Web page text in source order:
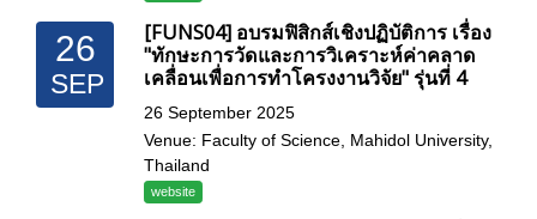
26
SEP
[FUNS04] อบรมฟิสิกส์เชิงปฏิบัติการ เรื่อง
"ทักษะการวัดและการวิเคราะห์ค่าคลาด
เคลื่อนเพื่อการทำโครงงานวิจัย" รุ่นที่ 4
26 September 2025
Venue: Faculty of Science, Mahidol University,
Thailand
website